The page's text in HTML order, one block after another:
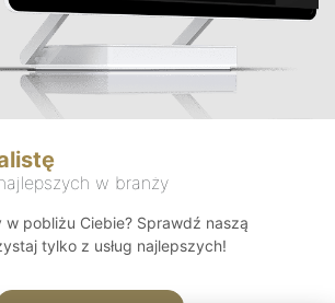
w branży
w pobliżu Ciebie? Sprawdź naszą
tylko z usług najlepszych!